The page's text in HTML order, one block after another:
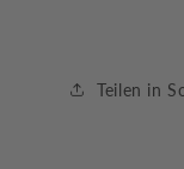
42
Teilen in